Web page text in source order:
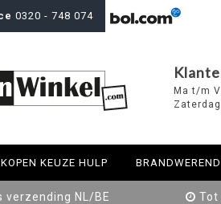
0320 - 748 074
Ma t/m
KEUZE HULP
verzending NL/BE Tot